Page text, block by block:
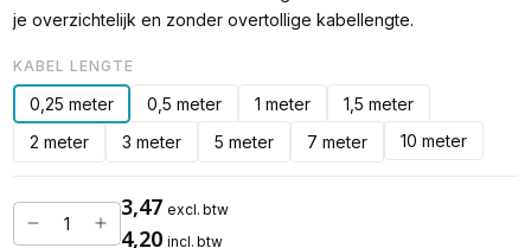
je overzichtelijk en zonder overtollige kabellengte.
KABEL LENGTE
0,25 meter 0,5 meter 1 meter
1,5 meter
2 meter
3 meter 5 meter 7 meter 10 meter
3,47 excl. btw
4,20 incl. btw